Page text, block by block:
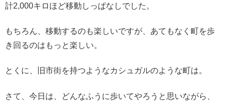
計2,000キロほど移動しっぱなしでした。
もちろん、移動するのも楽しいですが、あてもなく町を歩
き回るのはもっと楽しい。
とくに、旧市街を持つようなカシュガルのような町は。
さて、今日は、どんなふうに歩いてやろうと思いながら、